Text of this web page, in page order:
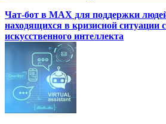
Чат-бот в MAX для поддержки
находящихся в кризисной ситуации
искусственного интеллекта